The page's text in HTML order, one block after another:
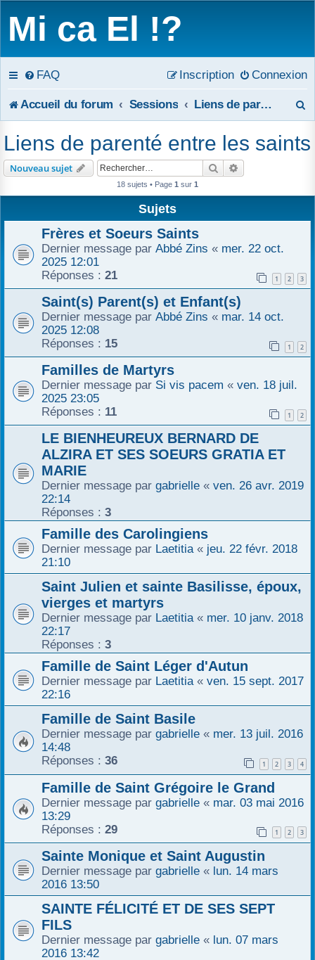
Mi ca El !?
FAQ Connexion
Inscription
Accueil du forum Sessions Liens de parenté entre les saints
c
Liens de parenté entre les saints
Nouveau sujet Rechercher
18 sujets • Page 1 sur 1
Sujets
Frères et Soeurs Saints
Dernier message par Abbé Zins « mer. 22 oct.
2025 12:01
Réponses : 21 1 2 3
Saint(s) Parent(s) et Enfant(s)
Dernier message par Abbé Zins « mar. 14 oct.
2025 12:08
Réponses : 15 1 2
Familles de Martyrs
Dernier message par Si vis pacem « ven. 18 juil.
2025 23:05
Réponses : 11 1 2
LE BIENHEUREUX BERNARD DE
ALZIRA ET SES SOEURS GRATIA ET
MARIE
Dernier message par gabrielle « ven. 26 avr. 2019
22:14
Réponses : 3
Famille des Carolingiens
Dernier message par Laetitia « jeu. 22 févr. 2018
21:10
Saint Julien et sainte Basilisse, époux,
vierges et martyrs
Dernier message par Laetitia « mer. 10 janv. 2018
22:17
Réponses : 3
Famille de Saint Léger d'Autun
Dernier message par Laetitia « ven. 15 sept. 2017
22:16
Famille de Saint Basile
Dernier message par gabrielle « mer. 13 juil. 2016
14:48
Réponses : 36 1 2 3 4
Famille de Saint Grégoire le Grand
Dernier message par gabrielle « mar. 03 mai 2016
13:29
Réponses : 29 1 2 3
Sainte Monique et Saint Augustin
Dernier message par gabrielle « lun. 14 mars
2016 13:50
SAINTE FÉLICITÉ ET DE SES SEPT
FILS
Dernier message par gabrielle « lun. 07 mars
2016 13:42